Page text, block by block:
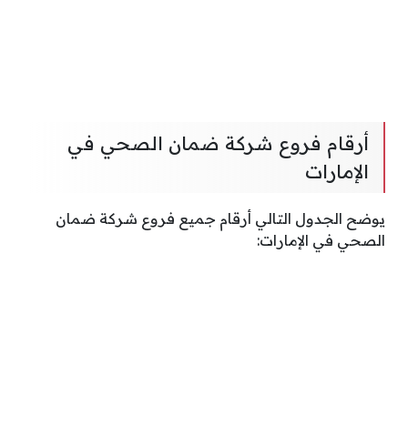
أرقام فروع شركة ضمان الصحي في
الإمارات
يوضح الجدول التالي أرقام جميع فروع شركة ضمان
الصحي في الإمارات: